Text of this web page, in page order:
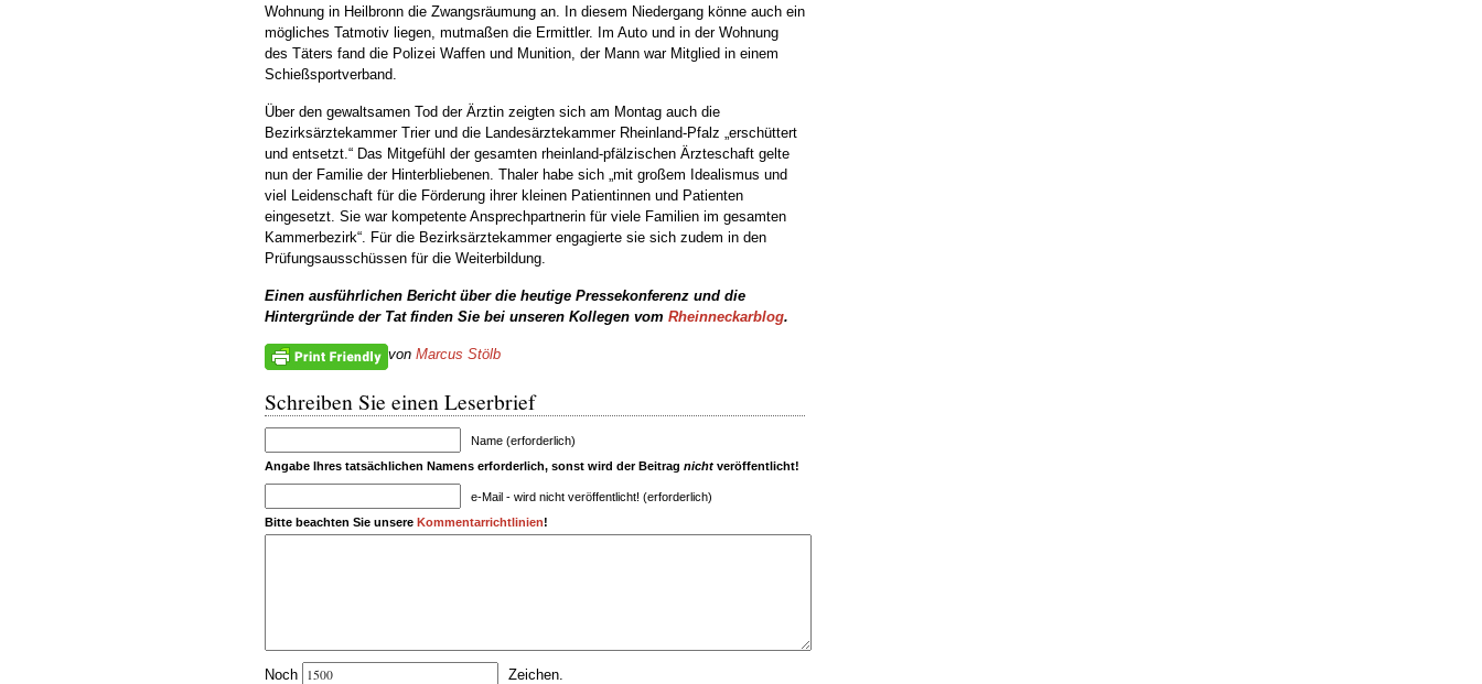
Wohnung in Heilbronn die Zwangsräumung an. In diesem Niedergang könne auch ein
mögliches Tatmotiv liegen, mutmaßen die Ermittler. Im Auto und in der Wohnung
des Täters fand die Polizei Waffen und Munition, der Mann war Mitglied in einem
Schießsportverband.
Über den gewaltsamen Tod der Ärztin zeigten sich am Montag auch die
Bezirksärztekammer Trier und die Landesärztekammer Rheinland-Pfalz „erschüttert
und entsetzt.“ Das Mitgefühl der gesamten rheinland-pfälzischen Ärzteschaft gelte
nun der Familie der Hinterbliebenen. Thaler habe sich „mit großem Idealismus und
viel Leidenschaft für die Förderung ihrer kleinen Patientinnen und Patienten
eingesetzt. Sie war kompetente Ansprechpartnerin für viele Familien im gesamten
Kammerbezirk“. Für die Bezirksärztekammer engagierte sie sich zudem in den
Prüfungsausschüssen für die Weiterbildung.
Einen ausführlichen Bericht über die heutige Pressekonferenz und die
Hintergründe der Tat finden Sie bei unseren Kollegen vom Rheinneckarblog.
von Marcus Stölb
Schreiben Sie einen Leserbrief
Name (erforderlich)
Angabe Ihres tatsächlichen Namens erforderlich, sonst wird der Beitrag nicht veröffentlicht!
e-Mail - wird nicht veröffentlicht! (erforderlich)
Bitte beachten Sie unsere Kommentarrichtlinien!
Noch Zeichen.